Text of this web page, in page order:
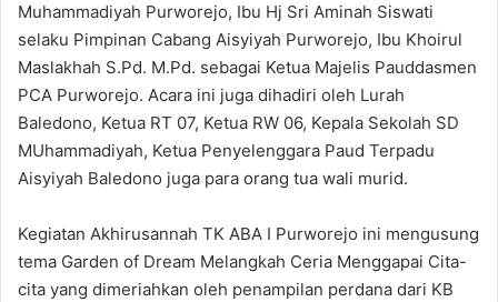
Muhammadiyah Purworejo, Ibu Hj Sri Aminah Siswati
selaku Pimpinan Cabang Aisyiyah Purworejo, Ibu Khoirul
Maslakhah S.Pd. M.Pd. sebagai Ketua Majelis Pauddasmen
PCA Purworejo. Acara ini juga dihadiri oleh Lurah
Baledono, Ketua RT 07, Ketua RW 06, Kepala Sekolah SD
MUhammadiyah, Ketua Penyelenggara Paud Terpadu
Aisyiyah Baledono juga para orang tua wali murid.
Kegiatan Akhirusannah TK ABA I Purworejo ini mengusung
tema Garden of Dream Melangkah Ceria Menggapai Cita-
cita yang dimeriahkan oleh penampilan perdana dari KB